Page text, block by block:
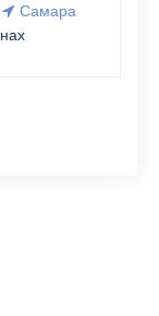
Самара